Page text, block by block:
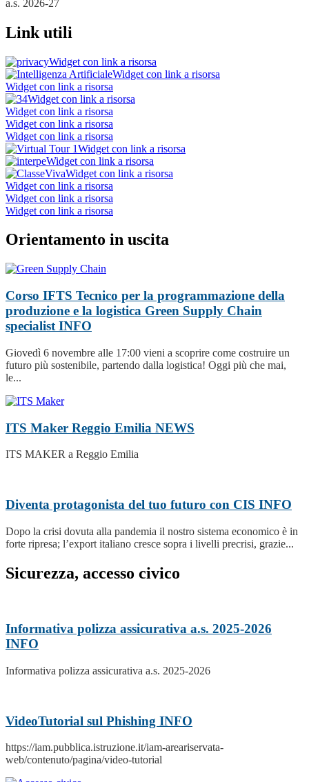
a.s. 2026-27
Link utili
Widget con link a risorsa
Widget con link a risorsa
Widget con link a risorsa
Widget con link a risorsa
Widget con link a risorsa
Widget con link a risorsa
Widget con link a risorsa
Widget con link a risorsa
Widget con link a risorsa
Widget con link a risorsa
Widget con link a risorsa
Widget con link a risorsa
Widget con link a risorsa
Orientamento in uscita
Corso IFTS Tecnico per la programmazione della
produzione e la logistica Green Supply Chain
specialist INFO
Giovedì 6 novembre alle 17:00 vieni a scoprire come costruire un
futuro più sostenibile, partendo dalla logistica! Oggi più che mai,
le...
ITS Maker Reggio Emilia NEWS
ITS MAKER a Reggio Emilia
Diventa protagonista del tuo futuro con CIS INFO
Dopo la crisi dovuta alla pandemia il nostro sistema economico è in
forte ripresa; l’export italiano cresce sopra i livelli precrisi, grazie...
Sicurezza, accesso civico
Informativa polizza assicurativa a.s. 2025-2026
INFO
Informativa polizza assicurativa a.s. 2025-2026
VideoTutorial sul Phishing INFO
https://iam.pubblica.istruzione.it/iam-areariservata-
web/contenuto/pagina/video-tutorial